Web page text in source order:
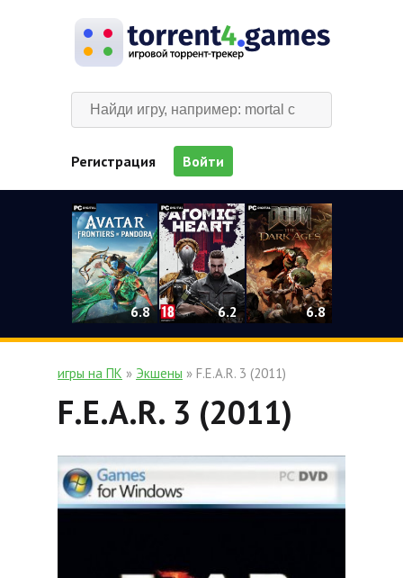
Регистрация Войти
6.8 6.2 6.8
игры на ПК » Экшены » F.E.A.R. 3 (2011)
F.E.A.R. 3 (2011)